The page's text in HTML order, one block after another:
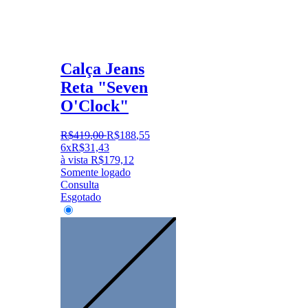
Calça Jeans
Reta "Seven
O'Clock"
R$419,00 R$188,55
6xR$31,43
à vista R$179,12
Somente logado
Consulta
Esgotado